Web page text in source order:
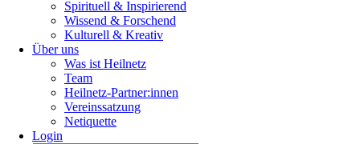
Spirituell & Inspirierend
Wissend & Forschend
Kulturell & Kreativ
Über uns
Was ist Heilnetz
Team
Heilnetz-Partner:innen
Vereinssatzung
Netiquette
Login